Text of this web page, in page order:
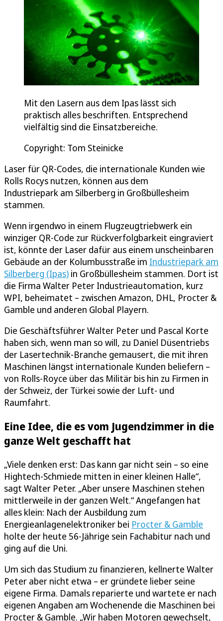
Mit den Lasern aus dem Ipas lässt sich
praktisch alles beschriften. Entsprechend
vielfältig sind die Einsatzbereiche.
Copyright: Tom Steinicke
Laser für QR-Codes, die internationale Kunden wie
Rolls Rocys nutzen, können aus dem
Industriepark am Silberberg in Großbüllesheim
stammen.
Wenn irgendwo in einem Flugzeugtriebwerk ein
winziger QR-Code zur Rückverfolgbarkeit eingraviert
ist, könnte der Laser dafür aus einem unscheinbaren
Gebäude an der Kolumbusstraße im Industriepark am
Silberberg (Ipas) in Großbüllesheim stammen. Dort ist
die Firma Walter Peter Industrieautomation, kurz
WPI, beheimatet – zwischen Amazon, DHL, Procter &
Gamble und anderen Global Playern.
Die Geschäftsführer Walter Peter und Pascal Korte
haben sich, wenn man so will, zu Daniel Düsentriebs
der Lasertechnik-Branche gemausert, die mit ihren
Maschinen längst internationale Kunden beliefern –
von Rolls-Royce über das Militär bis hin zu Firmen in
der Schweiz, der Türkei sowie der Luft- und
Raumfahrt.
Eine Idee, die es vom Jugendzimmer in die
ganze Welt geschafft hat
„Viele denken erst: Das kann gar nicht sein – so eine
Hightech-Schmiede mitten in einer kleinen Halle“,
sagt Walter Peter. „Aber unsere Maschinen stehen
mittlerweile in der ganzen Welt.“ Angefangen hat
alles klein: Nach der Ausbildung zum
Energieanlagenelektroniker bei Procter & Gamble
holte der heute 56-Jährige sein Fachabitur nach und
ging auf die Uni.
Um sich das Studium zu finanzieren, kellnerte Walter
Peter aber nicht etwa – er gründete lieber seine
eigene Firma. Damals reparierte und wartete er nach
eigenen Angaben am Wochenende die Maschinen bei
Procter & Gamble. „Wir haben Motoren gewechselt,